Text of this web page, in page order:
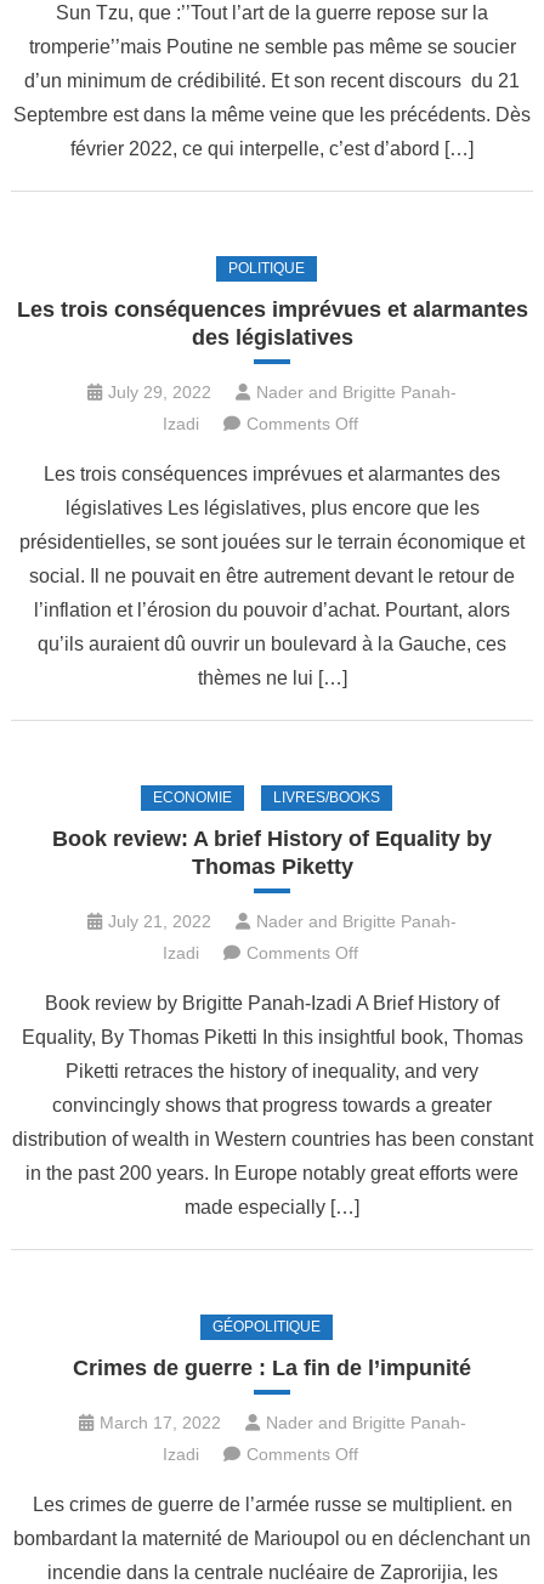
Comment
finir
une
guerre
sans
Sun Tzu, que :’’Tout l’art de la guerre repose sur la
tromperie’’mais Poutine ne semble pas même se soucier
d’un minimum de crédibilité. Et son recent discours du 21
Septembre est dans la même veine que les précédents. Dès
février 2022, ce qui interpelle, c’est d’abord […]
POLITIQUE
Les trois conséquences imprévues et alarmantes
des législatives
July 29, 2022
Nader and Brigitte Panah-
Izadi
Comments Offon
trois
conséquences
imprévues
et
alarmantes
des
Les trois conséquences imprévues et alarmantes des
législatives Les législatives, plus encore que les
présidentielles, se sont jouées sur le terrain économique et
social. Il ne pouvait en être autrement devant le retour de
l’inflation et l’érosion du pouvoir d’achat. Pourtant, alors
qu’ils auraient dû ouvrir un boulevard à la Gauche, ces
thèmes ne lui […]
ECONOMIE LIVRES/BOOKS
Book review: A brief History of Equality by
Thomas Piketty
July 21, 2022
Nader and Brigitte Panah-
Izadi
Comments Offon
review:
A
brief
History
of
Equality
Thomas
Piketty
Book review by Brigitte Panah-Izadi A Brief History of
Equality, By Thomas Piketti In this insightful book, Thomas
Piketti retraces the history of inequality, and very
convincingly shows that progress towards a greater
distribution of wealth in Western countries has been constant
in the past 200 years. In Europe notably great efforts were
made especially […]
GÉOPOLITIQUE
Crimes de guerre : La fin de l’impunité
March 17, 2022
Nader and Brigitte Panah-
Izadi
Comments Offon
de
guerre
:
Les crimes de guerre de l’armée russe se multiplient. en
bombardant la maternité de Marioupol ou en déclenchant un
incendie dans la centrale nucléaire de Zaprorijia, les